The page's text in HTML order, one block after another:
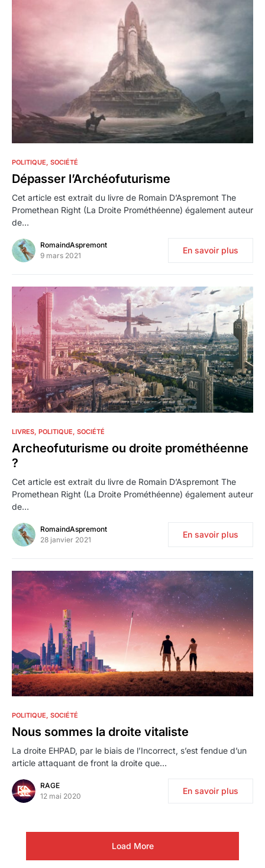
POLITIQUE SOCIÉTÉ
Dépasser l’Archéofuturisme
Cet article est extrait du livre de Romain D’Aspremont The
Promethean Right (La Droite Prométhéenne) également auteur
de…
RomaindAspremont
9 mars 2021
En savoir plus
LIVRES POLITIQUE SOCIÉTÉ
Archeofuturisme ou droite prométhéenne
?
Cet article est extrait du livre de Romain D’Aspremont The
Promethean Right (La Droite Prométhéenne) également auteur
de…
RomaindAspremont
28 janvier 2021
En savoir plus
POLITIQUE SOCIÉTÉ
Nous sommes la droite vitaliste
La droite EHPAD, par le biais de l’Incorrect, s’est fendue d’un
article attaquant de front la droite que…
RAGE
12 mai 2020
En savoir plus
Load More